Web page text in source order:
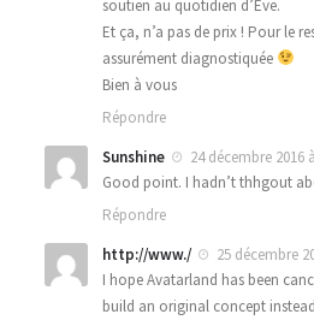
soutien au quotidien d’Eve.
Et ça, n’a pas de prix ! Pour le
assurément diagnostiquée
Bien à vous
Répondre
Sunshine
24 décembre 2016
Good point. I hadn’t thhgout
Répondre
http://www./
25 décembre
I hope Avatarland has been
build an original concept